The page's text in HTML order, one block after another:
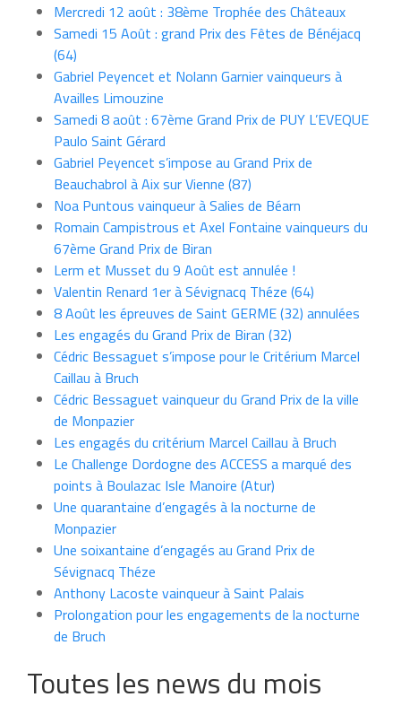
Mercredi 12 août : 38ème Trophée des Châteaux
Samedi 15 Août : grand Prix des Fêtes de Bénéjacq
(64)
Gabriel Peyencet et Nolann Garnier vainqueurs à
Availles Limouzine
Samedi 8 août : 67ème Grand Prix de PUY L’EVEQUE
Paulo Saint Gérard
Gabriel Peyencet s’impose au Grand Prix de
Beauchabrol à Aix sur Vienne (87)
Noa Puntous vainqueur à Salies de Béarn
Romain Campistrous et Axel Fontaine vainqueurs du
67ème Grand Prix de Biran
Lerm et Musset du 9 Août est annulée !
Valentin Renard 1er à Sévignacq Théze (64)
8 Août les épreuves de Saint GERME (32) annulées
Les engagés du Grand Prix de Biran (32)
Cédric Bessaguet s’impose pour le Critérium Marcel
Caillau à Bruch
Cédric Bessaguet vainqueur du Grand Prix de la ville
de Monpazier
Les engagés du critérium Marcel Caillau à Bruch
Le Challenge Dordogne des ACCESS a marqué des
points à Boulazac Isle Manoire (Atur)
Une quarantaine d’engagés à la nocturne de
Monpazier
Une soixantaine d’engagés au Grand Prix de
Sévignacq Théze
Anthony Lacoste vainqueur à Saint Palais
Prolongation pour les engagements de la nocturne
de Bruch
Toutes les news du mois